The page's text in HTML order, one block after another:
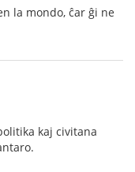
la mondo, ĉar ĝi ne
kaj civitana